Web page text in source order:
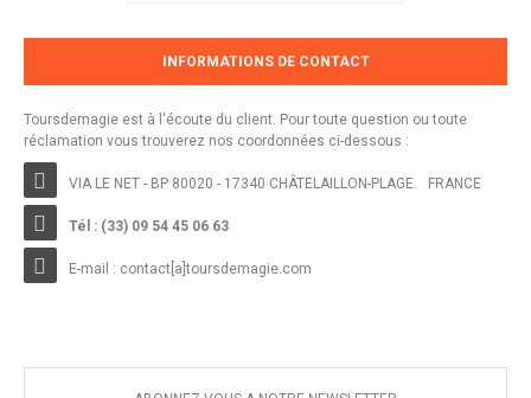
INFORMATIONS DE CONTACT
Toursdemagie est à l'écoute du client. Pour toute question ou toute
réclamation vous trouverez nos coordonnées ci-dessous :
VIA LE NET - BP 80020 - 17340 CHÂTELAILLON-PLAGE. FRANCE
Tél : (33) 09 54 45 06 63
E-mail : contact[a]toursdemagie.com